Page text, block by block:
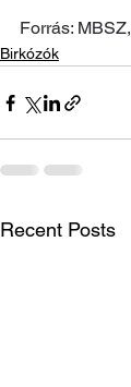
Forrás: MBSZ,
Birkózók
Recent Posts